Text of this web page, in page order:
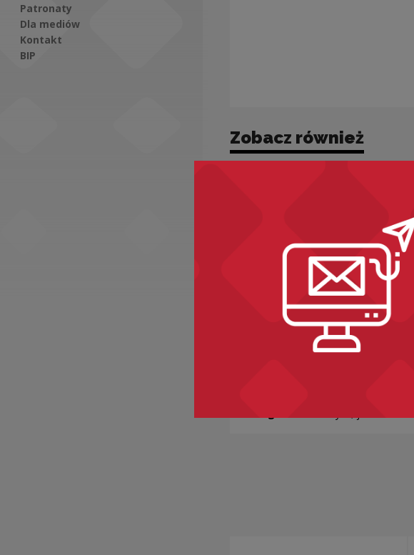
Patronaty
Dla mediów
Kontakt
BIP
Zobacz również